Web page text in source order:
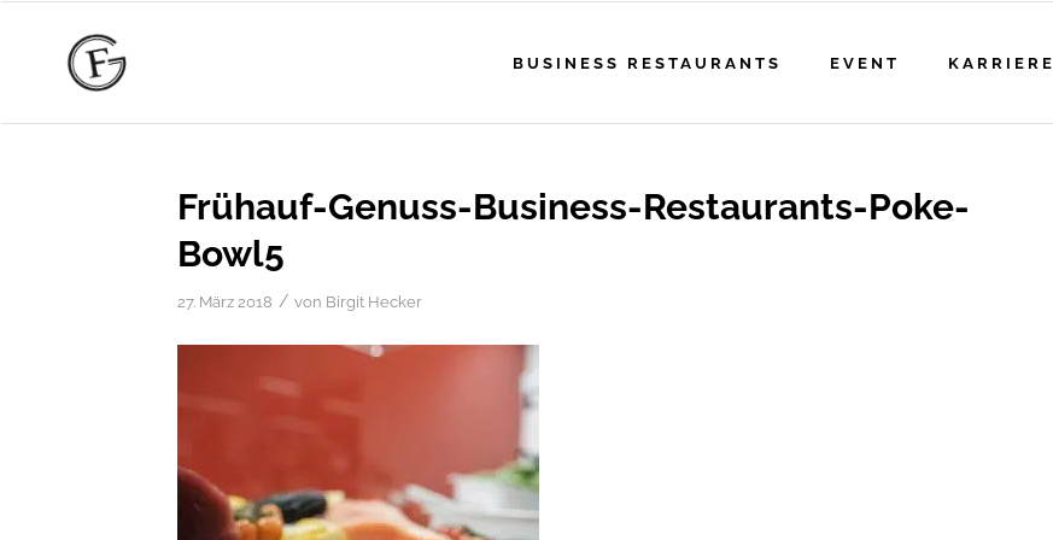
BUSINESS RESTAURANTS EVENT KARRIERE
Frühauf-Genuss-Business-Restaurants-Poke-
Bowl5
27. März 2018 / von Birgit Hecker